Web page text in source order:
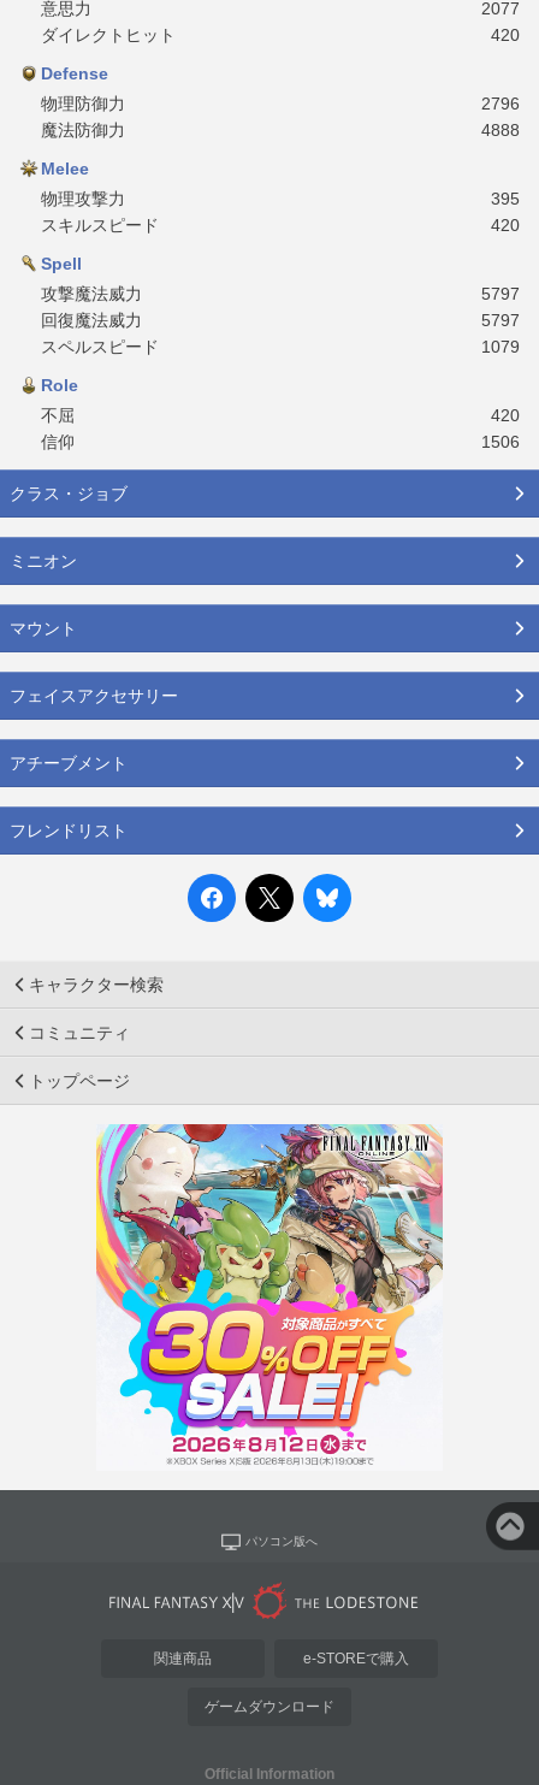
意思力
2077
ダイレクトヒット
420
Defense
物理防御力
2796
魔法防御力
4888
Melee
物理攻撃力
395
スキルスピード
420
Spell
攻撃魔法威力
5797
回復魔法威力
5797
スペルスピード
1079
Role
不屈
420
信仰
1506
クラス・ジョブ
ミニオン
マウント
フェイスアクセサリー
アチーブメント
フレンドリスト
キャラクター検索
コミュニティ
トップページ
パソコン版へ
関連商品 e-STOREで購入
ゲームダウンロード
Official Information